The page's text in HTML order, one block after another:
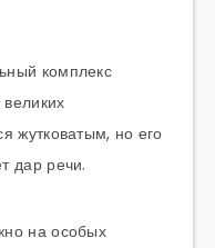
комплекс
великих
жутковатым, но его
дар речи.
на особых